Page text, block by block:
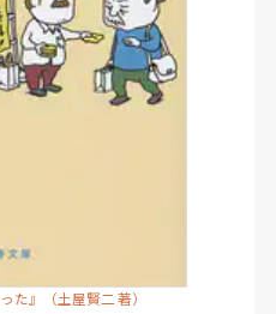
た』（土屋賢二 著）